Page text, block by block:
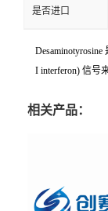
是否进口
I interferon) 信号
相关产品：